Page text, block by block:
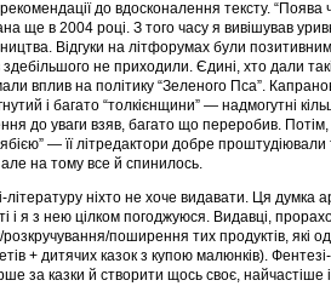
до вдосконалення тексту. “Поява
ще в 2004 році. З того часу я вивішував
Відгуки на літфорумах були
здебільшого не приходили. Єдині, хто дали
вплив на політику “Зеленого Пса”.
і багато “толкієнщини” — надмогутні
до уваги взяв, багато що переробив.
— її літредактори добре
але на тому все й спинилось.
літературу ніхто не хоче видавати. Ця думка
і я з нею цілком погоджуюся. Видавці,
поширення тих продуктів, які
+ дитячих казок з купою малюнків).
за казки й створити щось своє, найчастіше